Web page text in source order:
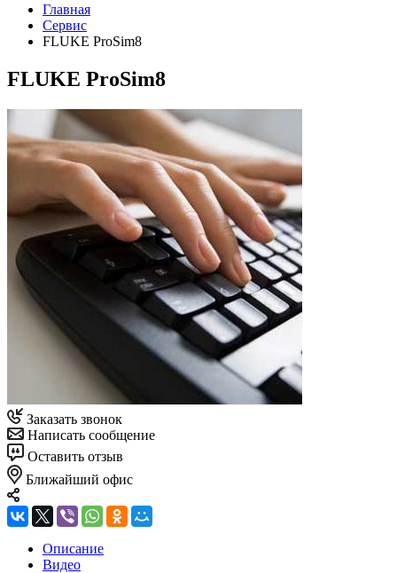
Главная
Сервис
FLUKE ProSim8
FLUKE ProSim8
Заказать звонок
Написать сообщение
Оставить отзыв
Ближайший офис
Описание
Видео